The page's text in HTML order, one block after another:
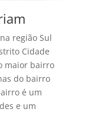
região Sul
Cidade
maior bairro
do bairro
é um
e um